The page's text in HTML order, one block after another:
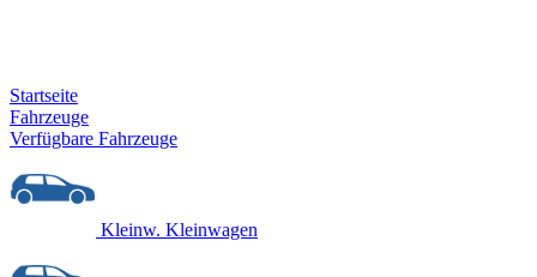
Startseite
Fahrzeuge
Verfügbare Fahrzeuge
Kleinw. Kleinwagen